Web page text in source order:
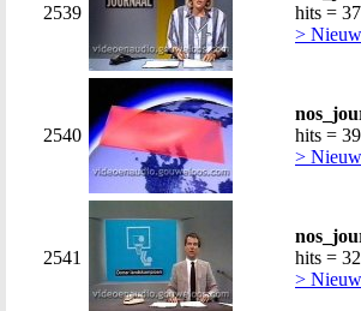
2539
hits =
>
2540
hits =
>
2541
hits =
>